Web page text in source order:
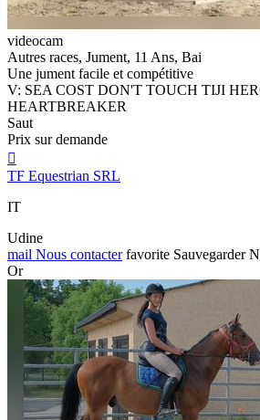
videocam
Autres races, Jument, 11 Ans, Bai
Une jument facile et compétitive
V: SEA COST DON'T TOUCH TIJI
HEARTBREAKER
Saut
Prix sur demande

TF Equestrian SRL
IT
Udine
mail Nous contacter favorite Sauvegarder
Or